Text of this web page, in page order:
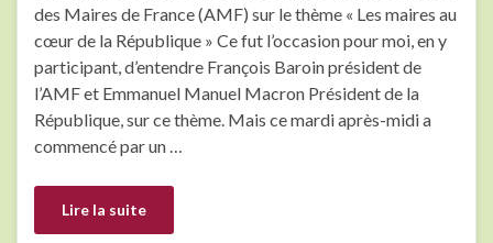
des Maires de France (AMF) sur le thème « Les maires au
cœur de la République » Ce fut l’occasion pour moi, en y
participant, d’entendre François Baroin président de
l’AMF et Emmanuel Manuel Macron Président de la
République, sur ce thème. Mais ce mardi après-midi a
commencé par un …
Lire la suite